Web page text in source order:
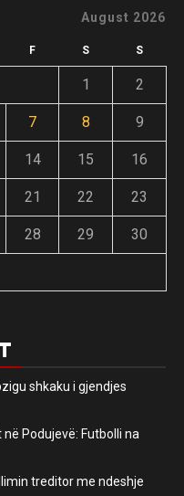
August 2026
F S S
1 2
7 8 9
14 15 16
21 22 23
28 29 30
shkaku i gjendjes
Podujevë: Futbolli na
treditor me ndeshje